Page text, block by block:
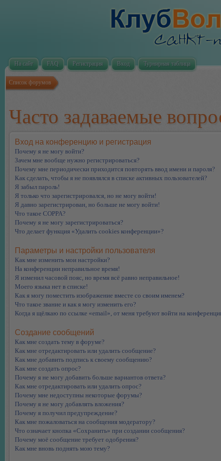
На сайт FAQ Регистрация Вход Турнирная таблица
Список форумов
Часто задаваемые
Вход на конференцию и регистрация
Почему я не могу войти?
Зачем мне вообще нужно регистрироваться?
Почему мне периодически приходится повторять ввод имени и пароля?
Как сделать, чтобы я не появлялся в списке активных пользователей?
Я забыл пароль!
Я только что зарегистрировался, но не могу войти!
Я давно зарегистрирован, но больше не могу войти!
Что такое COPPA?
Почему я не могу зарегистрироваться?
Что делает функция «Удалить cookies конференции»?
Параметры и настройки пользователя
Как мне изменить мои настройки?
На конференции неправильное время!
Я изменил часовой пояс, но время всё равно неправильное!
Моего языка нет в списке!
Как я могу поместить изображение вместе со своим именем?
Что такое звание и как я могу изменить его?
Когда я щёлкаю по ссылке «email», от меня требуют войти на
Создание сообщений
Как мне создать тему в форуме?
Как мне отредактировать или удалить сообщение?
Как мне добавить подпись к своему сообщению?
Как мне создать опрос?
Почему я не могу добавить больше вариантов ответа?
Как мне отредактировать или удалить опрос?
Почему мне недоступны некоторые форумы?
Почему я не могу добавлять вложения?
Почему я получил предупреждение?
Как мне пожаловаться на сообщения модератору?
Что означает кнопка «Сохранить» при создании сообщения?
Почему моё сообщение требует одобрения?
Как мне вновь поднять мою тему?